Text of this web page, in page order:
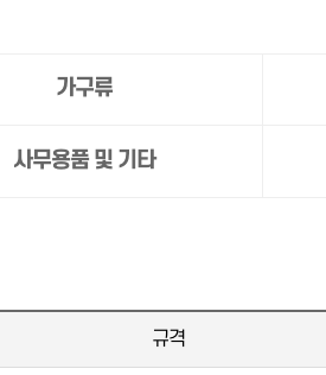
가구류
사무용품 및 기타
규격